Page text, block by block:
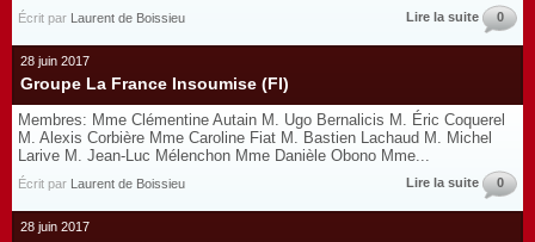
Écrit par Laurent de Boissieu Lire la suite 0
28 juin 2017
Groupe La France Insoumise (FI)
Membres: Mme Clémentine Autain M. Ugo Bernalicis M. Éric Coquerel
M. Alexis Corbière Mme Caroline Fiat M. Bastien Lachaud M. Michel
Larive M. Jean-Luc Mélenchon Mme Danièle Obono Mme...
Écrit par Laurent de Boissieu Lire la suite 0
28 juin 2017